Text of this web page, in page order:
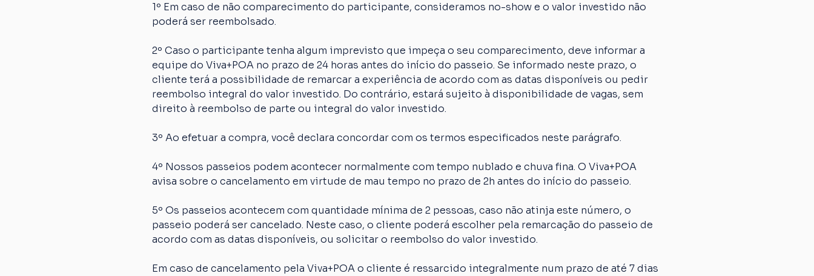
1º Em caso de não comparecimento do participante, consideramos no-show e o valor investido não
poderá ser reembolsado.
2º Caso o participante tenha algum imprevisto que impeça o seu comparecimento, deve informar a
equipe do Viva+POA no prazo de 24 horas antes do início do passeio. Se informado neste prazo, o
cliente terá a possibilidade de remarcar a experiência de acordo com as datas disponíveis ou pedir
reembolso integral do valor investido. Do contrário, estará sujeito à disponibilidade de vagas, sem
direito à reembolso de parte ou integral do valor investido.
3º Ao efetuar a compra, você declara concordar com os termos especificados neste parágrafo.
4º Nossos passeios podem acontecer normalmente com tempo nublado e chuva fina. O Viva+POA
avisa sobre o cancelamento em virtude de mau tempo no prazo de 2h antes do início do passeio.
5º Os passeios acontecem com quantidade mínima de 2 pessoas, caso não atinja este número, o
passeio poderá ser cancelado. Neste caso, o cliente poderá escolher pela remarcação do passeio de
acordo com as datas disponíveis, ou solicitar o reembolso do valor investido.
Em caso de cancelamento pela Viva+POA o cliente é ressarcido integralmente num prazo de até 7 dias